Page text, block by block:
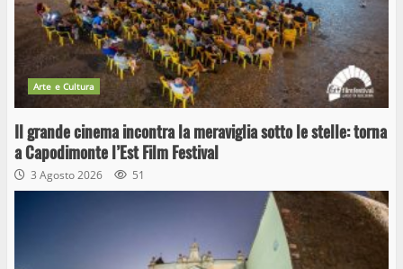
Arte e Cultura
Il grande cinema incontra la meraviglia sotto le stelle: torna
a Capodimonte l’Est Film Festival
3 Agosto 2026 51